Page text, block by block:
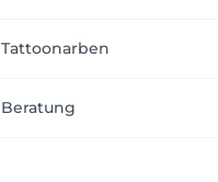
Tattoonarben
Beratung